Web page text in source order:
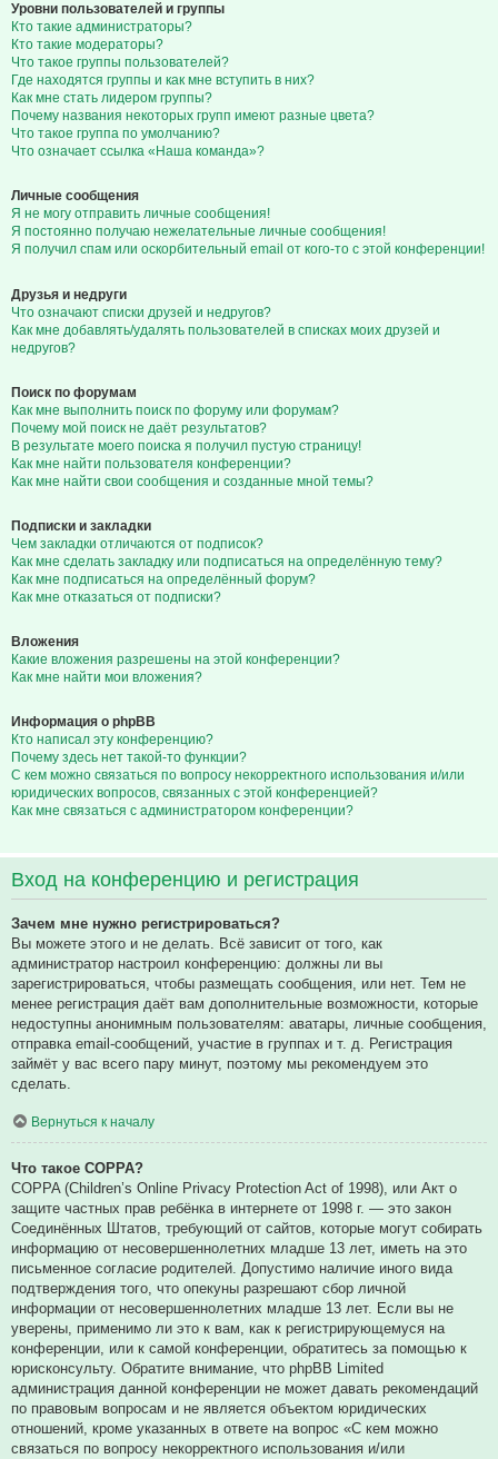
Уровни пользователей и группы
Кто такие администраторы?
Кто такие модераторы?
Что такое группы пользователей?
Где находятся группы и как мне вступить в них?
Как мне стать лидером группы?
Почему названия некоторых групп имеют разные цвета?
Что такое группа по умолчанию?
Что означает ссылка «Наша команда»?
Личные сообщения
Я не могу отправить личные сообщения!
Я постоянно получаю нежелательные личные сообщения!
Я получил спам или оскорбительный email от кого-то с этой конференции!
Друзья и недруги
Что означают списки друзей и недругов?
Как мне добавлять/удалять пользователей в списках моих друзей и
недругов?
Поиск по форумам
Как мне выполнить поиск по форуму или форумам?
Почему мой поиск не даёт результатов?
В результате моего поиска я получил пустую страницу!
Как мне найти пользователя конференции?
Как мне найти свои сообщения и созданные мной темы?
Подписки и закладки
Чем закладки отличаются от подписок?
Как мне сделать закладку или подписаться на определённую тему?
Как мне подписаться на определённый форум?
Как мне отказаться от подписки?
Вложения
Какие вложения разрешены на этой конференции?
Как мне найти мои вложения?
Информация о phpBB
Кто написал эту конференцию?
Почему здесь нет такой-то функции?
С кем можно связаться по вопросу некорректного использования и/или
юридических вопросов, связанных с этой конференцией?
Как мне связаться с администратором конференции?
Вход на конференцию и регистрация
Зачем мне нужно регистрироваться?
Вы можете этого и не делать. Всё зависит от того, как
администратор настроил конференцию: должны ли вы
зарегистрироваться, чтобы размещать сообщения, или нет. Тем не
менее регистрация даёт вам дополнительные возможности, которые
недоступны анонимным пользователям: аватары, личные сообщения,
отправка email-сообщений, участие в группах и т. д. Регистрация
займёт у вас всего пару минут, поэтому мы рекомендуем это
сделать.
Вернуться к началу
Что такое COPPA?
COPPA (Children’s Online Privacy Protection Act of 1998), или Акт о
защите частных прав ребёнка в интернете от 1998 г. — это закон
Соединённых Штатов, требующий от сайтов, которые могут собирать
информацию от несовершеннолетних младше 13 лет, иметь на это
письменное согласие родителей. Допустимо наличие иного вида
подтверждения того, что опекуны разрешают сбор личной
информации от несовершеннолетних младше 13 лет. Если вы не
уверены, применимо ли это к вам, как к регистрирующемуся на
конференции, или к самой конференции, обратитесь за помощью к
юрисконсульту. Обратите внимание, что phpBB Limited
администрация данной конференции не может давать рекомендаций
по правовым вопросам и не является объектом юридических
отношений, кроме указанных в ответе на вопрос «С кем можно
связаться по вопросу некорректного использования и/или